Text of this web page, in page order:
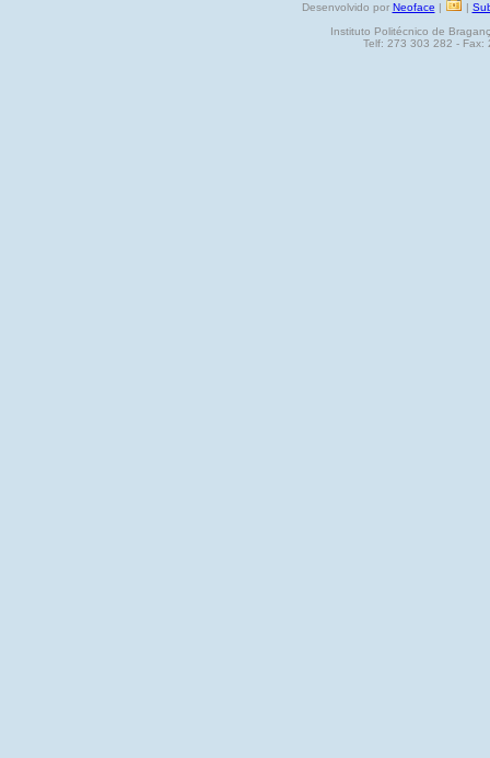
Desenvolvido por Neoface | |
Instituto Politécnico de
Telf: 273 303 282 - Fax: